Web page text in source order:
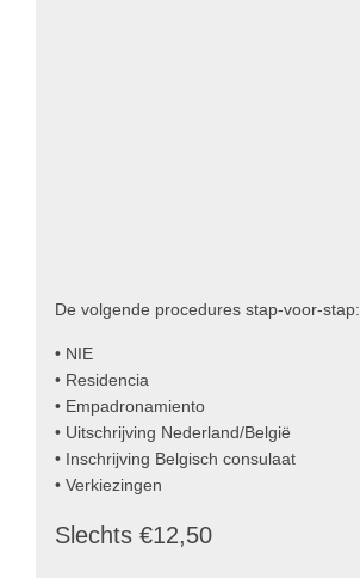
De volgende procedures stap-voor-stap:
• NIE
• Residencia
• Empadronamiento
• Uitschrijving Nederland/België
• Inschrijving Belgisch consulaat
• Verkiezingen
Slechts €12,50